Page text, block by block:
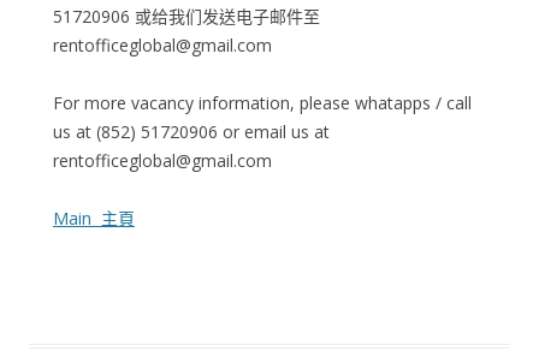
51720906 或给我们发送电子邮件至
rentofficeglobal@gmail.com
For more vacancy information, please whatapps / call
us at (852) 51720906 or email us at
rentofficeglobal@gmail.com
Main 主頁